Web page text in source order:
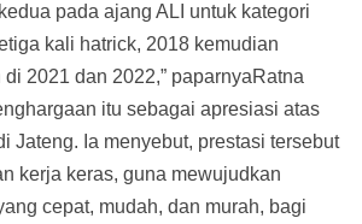
pada ajang ALI untuk kategori
kali hatrick, 2018 kemudian
2021 dan 2022,” paparnyaRatna
itu sebagai apresiasi atas
Jateng. Ia menyebut, prestasi tersebut
kerja keras, guna mewujudkan
cepat, mudah, dan murah, bagi